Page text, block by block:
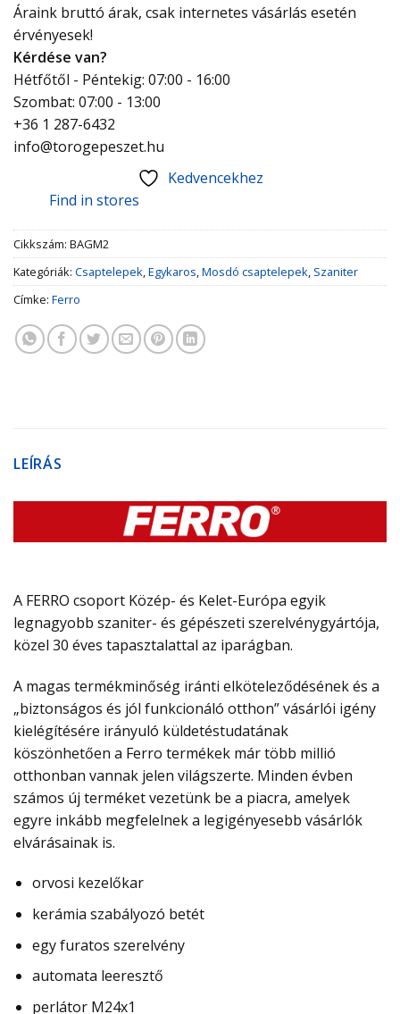
Áraink bruttó árak, csak internetes vásárlás esetén
érvényesek!
Kérdése van?
Hétfőtől - Péntekig: 07:00 - 16:00
Szombat: 07:00 - 13:00
+36 1 287-6432
info@torogepeszet.hu
Kedvencekhez
Find in stores
Cikkszám: BAGM2
Kategóriák: Csaptelepek,Egykaros,Mosdó csaptelepek, Szaniter
Címke: Ferro
LEÍRÁS
A FERRO csoport Közép- és Kelet-Európa egyik
legnagyobb szaniter- és gépészeti szerelvénygyártója,
közel 30 éves tapasztalattal az iparágban.
A magas termékminőség iránti elköteleződésének és a
„biztonságos és jól funkcionáló otthon” vásárlói igény
kielégítésére irányuló küldetéstudatának
köszönhetően a Ferro termékek már több millió
otthonban vannak jelen világszerte. Minden évben
számos új terméket vezetünk be a piacra, amelyek
egyre inkább megfelelnek a legigényesebb vásárlók
elvárásainak is.
orvosi kezelőkar
kerámia szabályozó betét
egy furatos szerelvény
automata leeresztő
perlátor M24x1